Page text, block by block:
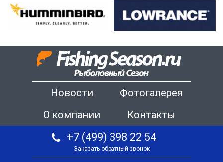
Новости
Фотогалерея
О компании
Контакты
+7 (499) 398 22 54
Заказать обратный звонок